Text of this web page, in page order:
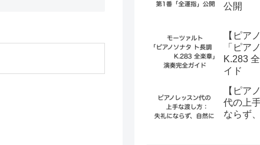
公開
【ピア
「ピア
K.283
イド
【ピア
代の上
ならず